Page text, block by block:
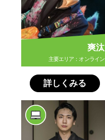
爽汰
主要エリア：オンライン
詳しくみる